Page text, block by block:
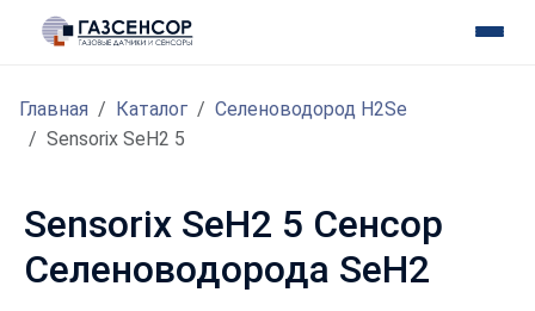
Главная Каталог
Селеноводород H2Se
Sensorix SeH2 5
Sensorix SeH2 5 Сенсор
Селеноводорода SeH2